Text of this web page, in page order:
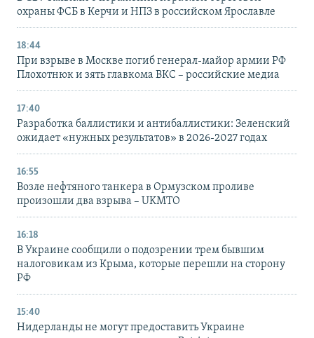
охраны ФСБ в Керчи и НПЗ в российском Ярославле
18:44
При взрыве в Москве погиб генерал-майор армии РФ
Плохотнюк и зять главкома ВКС – российские медиа
17:40
Разработка баллистики и антибаллистики: Зеленский
ожидает «нужных результатов» в 2026-2027 годах
16:55
Возле нефтяного танкера в Ормузском проливе
произошли два взрыва – UKMTO
16:18
В Украине сообщили о подозрении трем бывшим
налоговикам из Крыма, которые перешли на сторону
РФ
15:40
Нидерланды не могут предоставить Украине